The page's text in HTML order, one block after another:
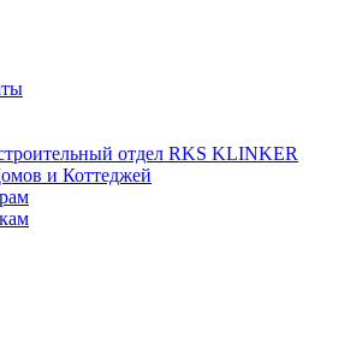
отдел RKS KLINKER
и Коттеджей